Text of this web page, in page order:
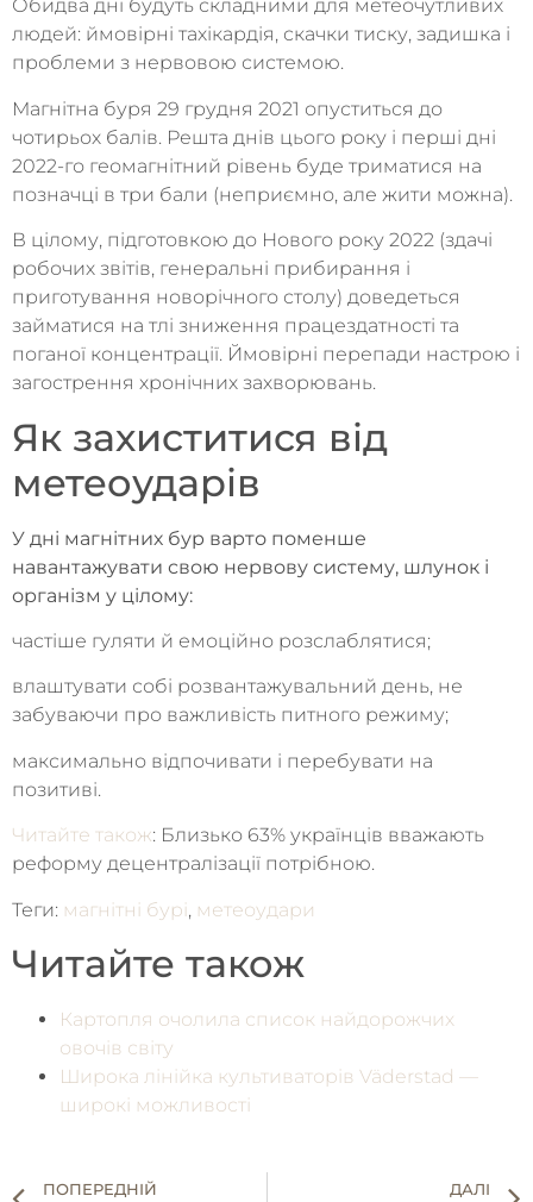
Обидва дні будуть складними для метеочутливих
людей: ймовірні тахікардія, скачки тиску, задишка і
проблеми з нервовою системою.
Магнітна буря 29 грудня 2021 опуститься до
чотирьох балів. Решта днів цього року і перші дні
2022-го геомагнітний рівень буде триматися на
позначці в три бали (неприємно, але жити можна).
В цілому, підготовкою до Нового року 2022 (здачі
робочих звітів, генеральні прибирання і
приготування новорічного столу) доведеться
займатися на тлі зниження працездатності та
поганої концентрації. Ймовірні перепади настрою і
загострення хронічних захворювань.
Як захиститися від
метеоударів
У дні магнітних бур варто поменше
навантажувати свою нервову систему, шлунок і
організм у цілому:
частіше гуляти й емоційно розслаблятися;
влаштувати собі розвантажувальний день, не
забуваючи про важливість питного режиму;
максимально відпочивати і перебувати на
позитиві.
Читайте також: Близько 63% українців вважають
реформу децентралізації потрібною.
Теги: магнітні бурі, метеоудари
Читайте також
Картопля очолила список найдорожчих
овочів світу
Широка лінійка культиваторів Väderstad —
широкі можливості
ПОПЕРЕДНІЙ ДАЛІ